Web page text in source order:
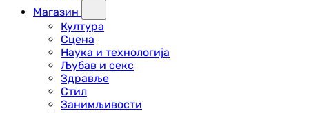
Магазин
Култура
Сцена
Наука и технологија
Љубав и секс
Здравље
Стил
Занимљивости